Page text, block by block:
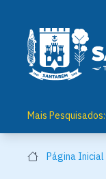
Mais Pesquisados:
Página Inicial